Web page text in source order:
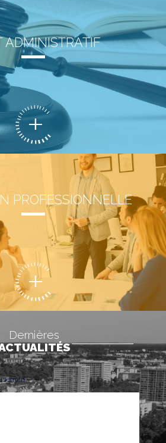
ADMINISTRATIF
PROFESSIONNELLE
Dernières